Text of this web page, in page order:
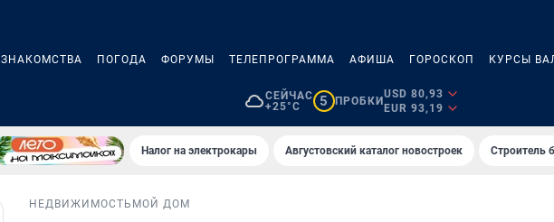
ЗНАКОМСТВА ПОГОДА ФОРУМЫ ТЕЛЕПРОГРАММА АФИША ГОРОСКОП КУРСЫ
СЕЙЧАС
+25°C
5 ПРОБКИ
USD 80,93
EUR 93,19
Налог на электрокары Августовский каталог новостроек Строитель
НЕДВИЖИМОСТЬ МОЙ ДОМ